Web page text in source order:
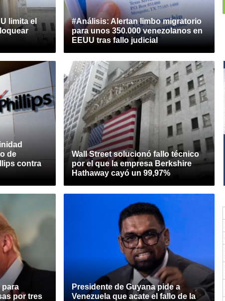
limita el
#Análisis: Alertan limbo migratorio
para unos 350.000 venezolanos en
EEUU tras fallo judicial
de
contra
Wall Street solucionó fallo técnico
por el que la empresa Berkshire
Hathaway cayó un 99,97%
para
por tres
Presidente de Guyana pide a
Venezuela que acate el fallo de la